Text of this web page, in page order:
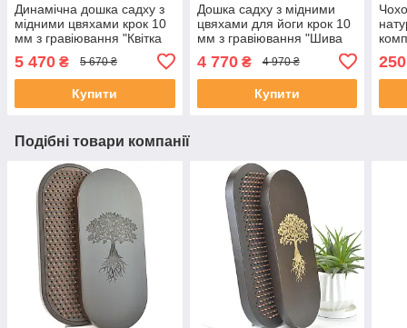
Динамічна дошка садху з
мідними цвяхами крок 10
мм з гравіювання "Квітка
Життя", Біла овальна для
новачків
5 470 ₴ 5 670 ₴
Купити
Дошка садху з мідними
цвяхами для йоги крок 10
мм з гравіювання "Шива
воїн", червона одна в одну
овальна
4 770₴ 4 970 ₴
Купити
250
Подібні товари компанії